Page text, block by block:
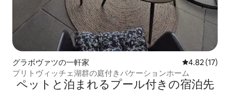
グラボヴァツの一軒家 レビュー17
4.82 (17)
プリトヴィッチェ湖群の庭付きバケーションホーム
ペットと泊まれるプール付きの宿泊先